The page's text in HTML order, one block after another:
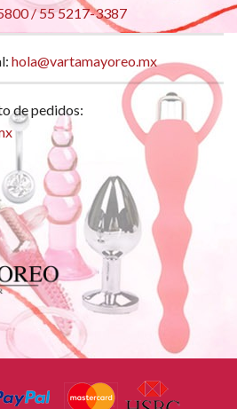
/ 55 5217-3387
hola@vartamayoreo.mx
de pedidos: